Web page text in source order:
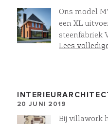
Ons model
een XL
steenfabriek
prachtige
Lees
20 JUNI 2019
Bij villawork